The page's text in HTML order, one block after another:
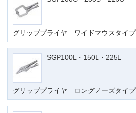
グリッププライヤ ワイドマウスタイプ
SGP100L・150L・225L
グリッププライヤ ロングノーズタイプ